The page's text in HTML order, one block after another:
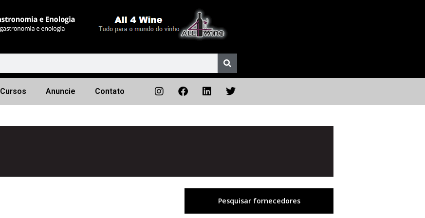
Cursos Anuncie Contato
Próximo
Pesquisar fornecedores